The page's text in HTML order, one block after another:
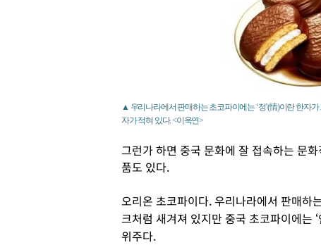
▲ 우리나라에서 판매하는 초코파이에는 ‘정’(情)이란 한자
자가 적혀 있다. <이욱연>
그런가 하면 중국 문화에 잘 접속하는 문
품도 있다.
오리온 초코파이다. 우리나라에서 판매하
크처럼 새겨져 있지만 중국 초코파이에는
위주다.